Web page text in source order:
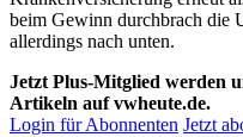
beim Gewinn durchbrach die
allerdings nach unten.
Jetzt Plus-Mitglied werden
Artikeln auf vwheute.de.
Login für Abonnenten Jetzt